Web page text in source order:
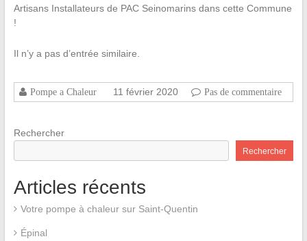
Artisans Installateurs de PAC Seinomarins dans cette Commune
!
Il n’y a pas d’entrée similaire.
Pompe a Chaleur 11 février 2020 Pas de commentaire
Rechercher
Rechercher
Articles récents
Votre pompe à chaleur sur Saint-Quentin
Épinal